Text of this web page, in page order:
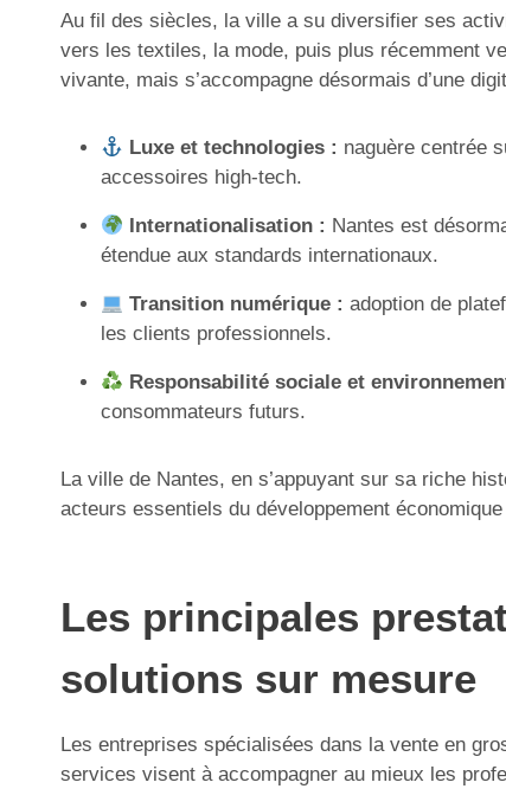
Au fil des siècles, la ville a su diversifier ses
vers les textiles, la mode, puis plus récemment
vivante, mais s’accompagne désormais d’une
Luxe et technologies : naguère centrée
accessoires high-tech.
Internationalisation : Nantes est
étendue aux standards internationaux.
Transition numérique : adoption de
les clients professionnels.
Responsabilité sociale et
consommateurs futurs.
La ville de Nantes, en s’appuyant sur sa riche
acteurs essentiels du développement
Les principales
solutions sur mesure
Les entreprises spécialisées dans la vente en
services visent à accompagner au mieux les